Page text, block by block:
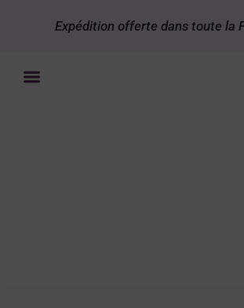
Expédition offerte dans toute la